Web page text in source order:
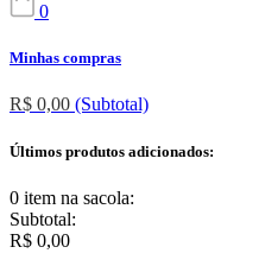
0
Minhas compras
R$ 0,00 (Subtotal)
Últimos produtos adicionados:
0 item na sacola:
Subtotal:
R$ 0,00